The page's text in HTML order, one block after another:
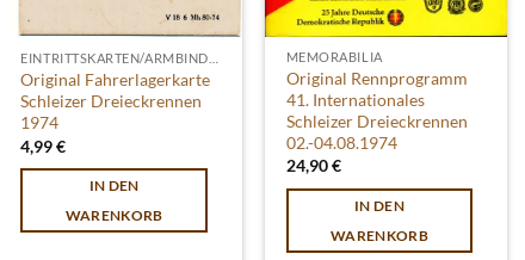
Original Fahrerlagerkarte
Schleizer Dreieckrennen
1974
4,99€
IN DEN
WARENKORB
MEMORABILIA
Original Rennprogramm
41. Internationales
Schleizer Dreieckrennen
02.-04.08.1974
24,90€
IN DEN
WARENKORB